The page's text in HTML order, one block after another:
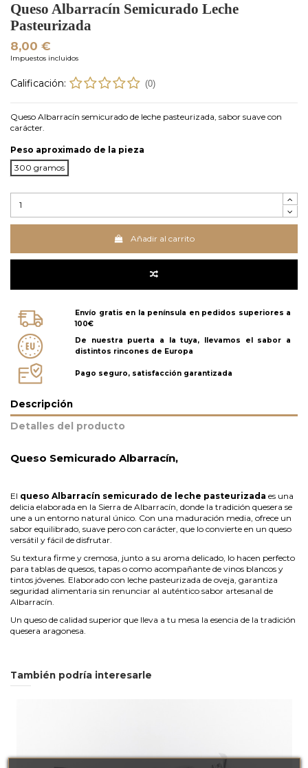
Queso Albarracín Semicurado Leche
Pasteurizada
8,00 €
Impuestos incluidos
Calificación: (0)
Queso Albarracín semicurado de leche pasteurizada, sabor suave con
carácter.
Peso aproximado de la pieza
300 gramos
Añadir al carrito
Envío gratis en la península en pedidos superiores a
100€
De nuestra puerta a la tuya, llevamos el sabor a
distintos rincones de Europa
Pago seguro, satisfacción garantizada
Descripción
Detalles del producto
Queso Semicurado Albarracín,
El queso Albarracín semicurado de leche pasteurizada es una
delicia elaborada en la Sierra de Albarracín, donde la tradición quesera se
une a un entorno natural único. Con una maduración media, ofrece un
sabor equilibrado, suave pero con carácter, que lo convierte en un queso
versátil y fácil de disfrutar.
Su textura firme y cremosa, junto a su aroma delicado, lo hacen perfecto
para tablas de quesos, tapas o como acompañante de vinos blancos y
tintos jóvenes. Elaborado con leche pasteurizada de oveja, garantiza
seguridad alimentaria sin renunciar al auténtico sabor artesanal de
Albarracín.
Un queso de calidad superior que lleva a tu mesa la esencia de la tradición
quesera aragonesa.
También podría interesarle